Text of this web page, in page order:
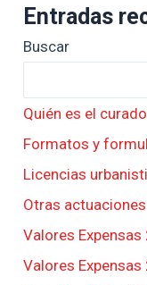
Entradas
Buscar
Quién es el
Formatos y
Licencias
Otras actuaciones
Valores Expensas
Valores Expensas